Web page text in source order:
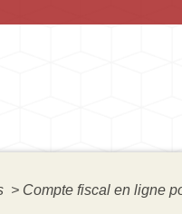
> Compte fiscal en ligne